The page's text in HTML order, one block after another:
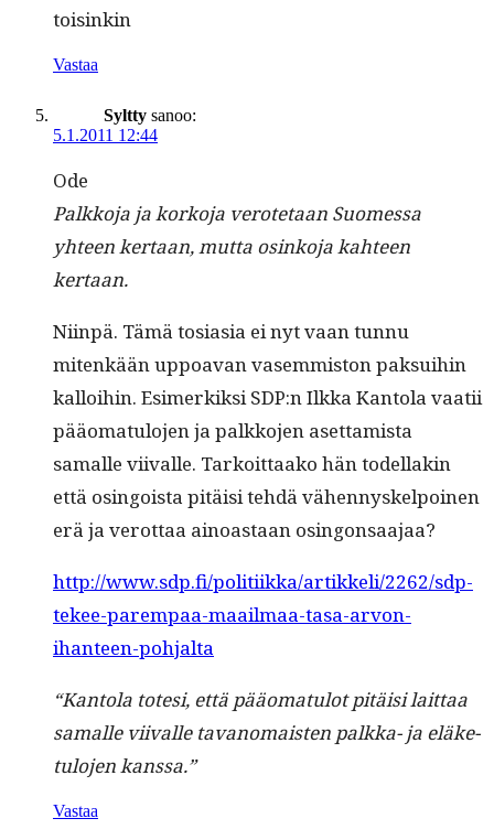
toisinkin
Vastaa
Syltty sanoo:
5.1.2011 12:44
Ode
Palkko­ja ja korko­ja verote­taan Suomes­sa
yhteen ker­taan, mut­ta osinko­ja kah­teen
kertaan.
Niin­pä. Tämä tosi­a­sia ei nyt vaan tun­nu
mitenkään uppoa­van vasem­mis­ton pak­sui­hin
kalloi­hin. Esimerkik­si SDP:n Ilk­ka Kan­to­la vaatii
pääo­mat­u­lo­jen ja palkko­jen aset­tamista
samalle viivalle. Tarkoit­taako hän todel­lakin
että osin­go­ista pitäisi tehdä vähen­nyskelpoinen
erä ja verot­taa ain­oas­taan osingonsaajaa?
http://www.sdp.fi/politiikka/artikkeli/2262/sdp-
tekee-parempaa-maailmaa-tasa-arvon-
ihanteen-pohjalta
“Kan­to­la tote­si, että pääo­mat­u­lot pitäisi lait­taa
samalle viivalle tavanomais­ten palk­ka- ja eläke­
tu­lo­jen kanssa.”
Vastaa